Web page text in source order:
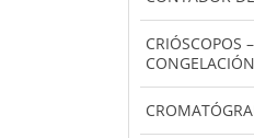
CRIÓSCOPOS
CONGELACIÓN